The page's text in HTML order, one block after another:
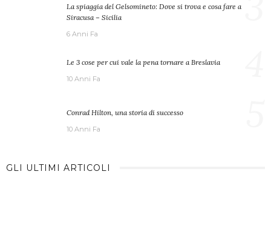
La spiaggia del Gelsomineto: Dove si trova e cosa fare a
Siracusa – Sicilia
6 Anni Fa
Le 3 cose per cui vale la pena tornare a Breslavia
10 Anni Fa
Conrad Hilton, una storia di successo
10 Anni Fa
GLI ULTIMI ARTICOLI